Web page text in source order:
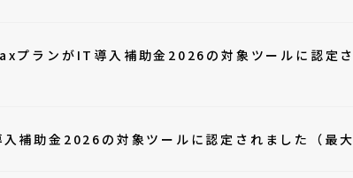
プランがIT導入補助金2026の対象ツールに認定
入補助金2026の対象ツールに認定されました（最